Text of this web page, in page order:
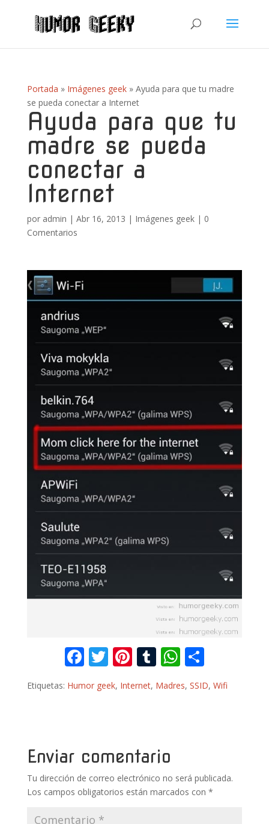
Portada » Imágenes geek» Ayuda para que tu madre
se pueda conectar a Internet
Ayuda para que tu
madre se pueda
conectar a
Internet
por admin | Abr 16, 2013 | Imágenes geek| 0
Comentarios
F
e
o
k
T
w
itt
Pi
nt
er
T
u
m
W
h
at
p
o
m
r
Etiquetas: Humor geek, Internet, Madres, SSID, Wifi
Enviar comentario
Tu dirección de correo electrónico no será publicada.
Los campos obligatorios están marcados con *